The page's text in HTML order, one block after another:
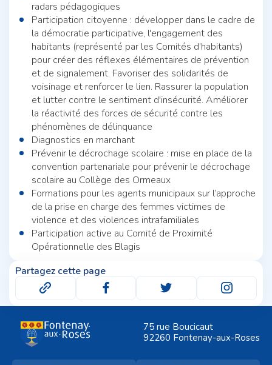
radars pédagogiques
Participation citoyenne : développer dans le cadre de
la démocratie participative, l'engagement des
habitants (représenté par les Comités d’habitants)
pour créer des réflexes élémentaires de prévention
et de signalement. Favoriser des solidarités de
voisinage et renforcer le lien. Rassurer la population
et lutter contre le sentiment d'insécurité. Améliorer
la réactivité des forces de sécurité contre les
phénomènes de délinquance
Diagnostics en marchant
Prévenir le décrochage scolaire : mise en place de la
convention partenariale pour prévenir le décrochage
scolaire au Collège des Ormeaux
Formations pour les agents municipaux sur l’approche
de la prise en charge des femmes victimes de
violence et des violences intrafamiliales
Participation active au Comité de Proximité
Opérationnelle des Blagis
Partagez cette page
75 rue Boucicaut
92260 Fontenay-aux-Roses